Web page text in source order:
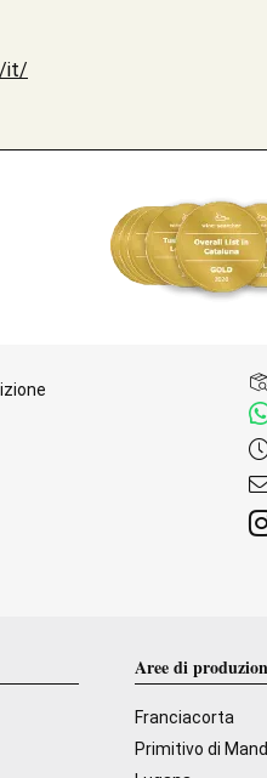
it/
Aree di
Franciacorta
Primitivo di